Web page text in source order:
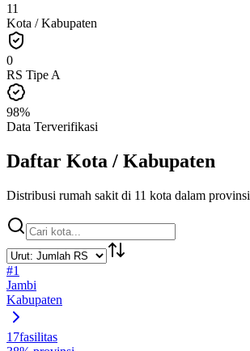
11
Kota / Kabupaten
0
RS Tipe A
98%
Data Terverifikasi
Daftar Kota / Kabupaten
Distribusi rumah sakit di 11 kota dalam provinsi
#1
Jambi
Kabupaten
17fasilitas